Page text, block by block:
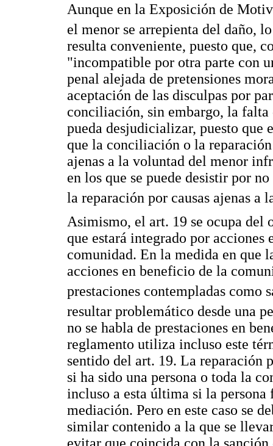
Aunque en la Exposición de
el menor se arrepienta del daño,
resulta conveniente, puesto que,
"incompatible por otra parte con
penal alejada de pretensiones
aceptación de las disculpas por
conciliación, sin embargo, la falta
pueda desjudicializar, puesto
que la conciliación o la
ajenas a la voluntad del menor
en los que se puede desistir por
la reparación por causas ajenas a
Asimismo, el art. 19 se ocupa del
que estará integrado por
comunidad. En la medida en que
acciones en beneficio de la
prestaciones contempladas como
resultar problemático desde una
no se habla de prestaciones en
reglamento utiliza incluso este
sentido del art. 19. La reparación
si ha sido una persona o toda la
incluso a esta última si la
mediación. Pero en este caso se
similar contenido a la que se